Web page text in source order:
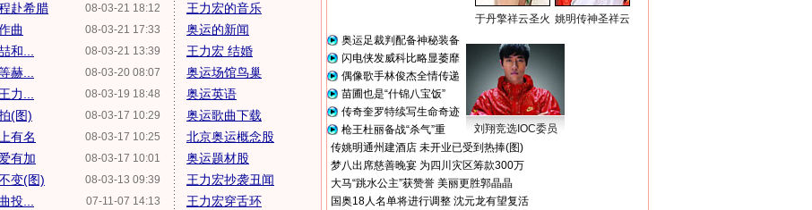
08-03-21 18:12
赴希腊
08-03-21 17:33
曲
08-03-21 13:39
和...
08-03-20 08:07
赫...
08-03-19 18:48
力...
08-03-17 10:29
(图)
08-03-17 10:25
有名
08-03-17 10:01
有加
08-03-13 09:39
变(图)
07-11-07 14:13
投...
王力宏的音乐
奥运的新闻
王力宏 结婚
奥运场馆鸟巢
奥运英语
奥运歌曲下载
北京奥运概念股
奥运题材股
王力宏抄袭丑闻
王力宏穿舌环
于丹擎祥云圣火 姚明传神圣祥云
奥运足裁判配备神秘装备
闪电侠发威科比略显萎靡
偶像歌手林俊杰全情传递
苗圃也是“什锦八宝饭”
传奇奎罗特续写生命奇迹
枪王杜丽备战“杀气”重
刘翔竞选IOC委员
传姚明通州建酒店 未开业已受到热捧(图)
梦八出席慈善晚宴 为四川灾区筹款300万
大马“跳水公主”获赞誉 美丽更胜郭晶晶
国奥18人名单将进行调整 沈元龙有望复活